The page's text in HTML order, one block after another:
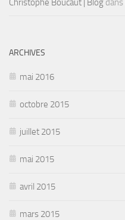
ARCHIVES
mai 2016
octobre 2015
juillet 2015
mai 2015
avril 2015
mars 2015